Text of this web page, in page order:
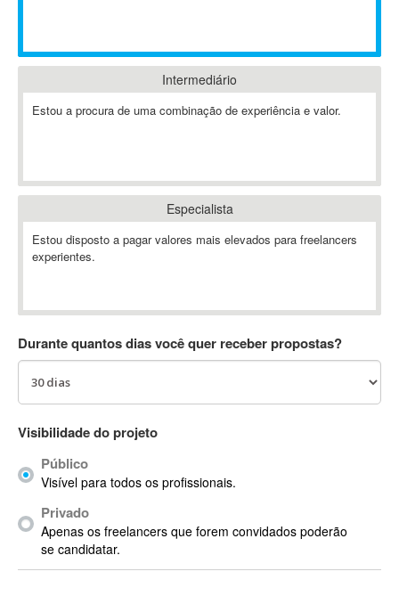
AbleCommerce
Ableton Live
Absynth
AC Drives
AC3
ACARS
ACDSee
ACPI
Acrobat
Acrobat X
Acronis
Actian
ActionScript
ActionScript 3
Active Directory
Intermediário
Estou a procura de uma combinação de experiência e valor.
Especialista
Estou disposto a pagar valores mais elevados para freelancers
experientes.
Durante quantos dias você quer receber propostas?
Visibilidade do projeto
Público
Visível para todos os profissionais.
Privado
Apenas os freelancers que forem convidados poderão
se candidatar.